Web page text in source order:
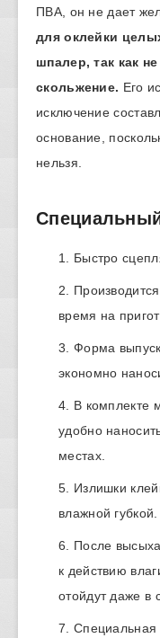
ПВА, он не дает
для оклейки
шпалер, так как
скольжение. Его
исключение
основание,
нельзя.
Быстро
время на
Форма
экономно
В комплекте
удобно
местах.
Излишки
влажной губкой.
После
к действию
отойдут даже в